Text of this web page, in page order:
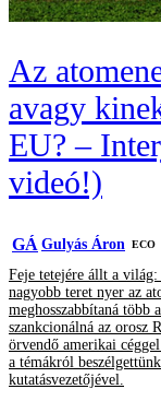
Az
avagy
EU? –
videó!)
GÁ Gulyás Áron ECO
Feje tetejére állt a
nagyobb teret nyer az
meghosszabbítaná több
szankcionálná az orosz
örvendő amerikai
a témákról
kutatásvezetőjével.